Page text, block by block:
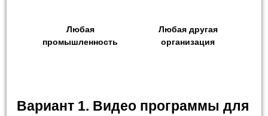
Любая
промышленность
Любая другая
организация
Вариант 1. Видео программы для